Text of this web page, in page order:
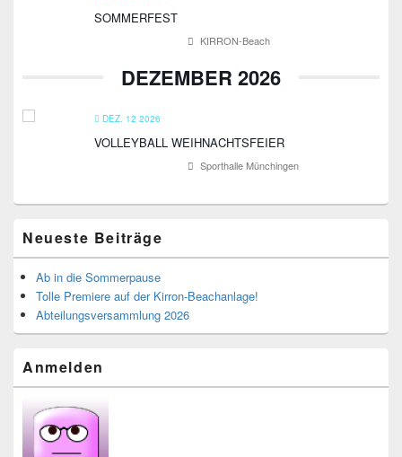
SOMMERFEST
KIRRON-Beach
DEZEMBER 2026
DEZ. 12 2026
VOLLEYBALL WEIHNACHTSFEIER
Sporthalle Münchingen
Neueste Beiträge
Ab in die Sommerpause
Tolle Premiere auf der Kirron-Beachanlage!
Abteilungsversammlung 2026
Anmelden